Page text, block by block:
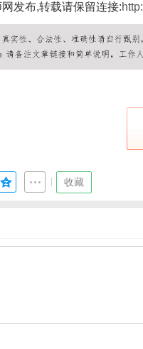
发布,转载请保留连接:
收藏